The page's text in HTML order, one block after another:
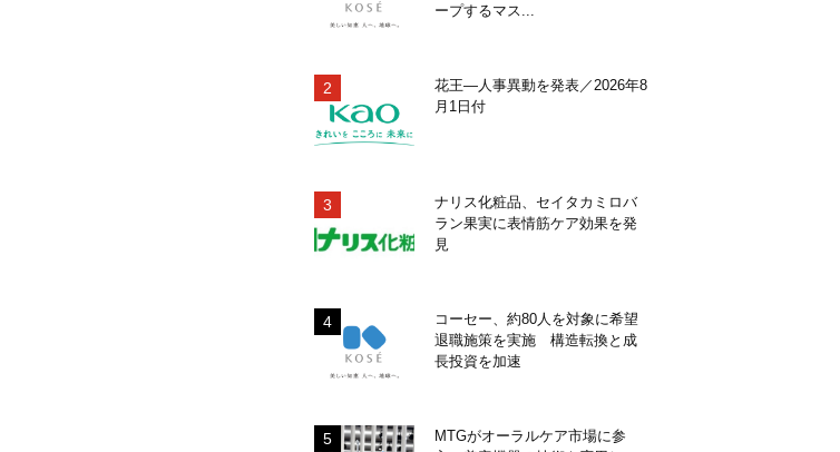
ープするマス...
花王―人事異動を発表／2026年8
月1日付
ナリス化粧品、セイタカミロバ
ラン果実に表情筋ケア効果を発
見
コーセー、約80人を対象に希望
退職施策を実施 構造転換と成
長投資を加速
MTGがオーラルケア市場に参